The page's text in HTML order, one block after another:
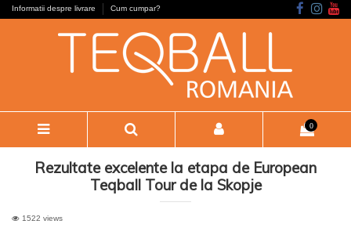
Informatii despre livrare Cum cumpar?
0
Rezultate excelente la etapa de European
Teqball Tour de la Skopje
1522 views